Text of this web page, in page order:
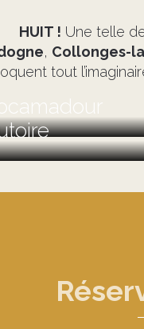
HUIT ! Une telle
, Collonges-
tout